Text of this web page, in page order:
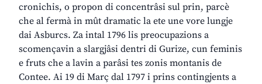
cronichis, o propon di concentrâsi sul prin, parcè
che al fermà in mût dramatic la ete une vore lungje
dai Asburcs. Za intal 1796 lis preocupazions a
scomençavin a slargjâsi dentri di Gurize, cun feminis
e fruts che a lavin a parâsi tes zonis montanis de
Contee. Ai 19 di Març dal 1797 i prins contingjents a